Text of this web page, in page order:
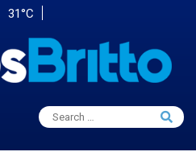
31°C
Search
for:
Search